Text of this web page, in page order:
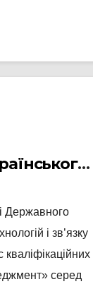
робіт!
Державного
і зв’язку
кваліфікаційних
серед